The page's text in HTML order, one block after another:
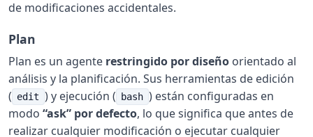
de modificaciones accidentales.
Plan
Plan es un agente restringido por diseño orientado al
análisis y la planificación. Sus herramientas de edición
( edit ) y ejecución ( bash ) están configuradas en
modo “ask” por defecto, lo que significa que antes de
realizar cualquier modificación o ejecutar cualquier